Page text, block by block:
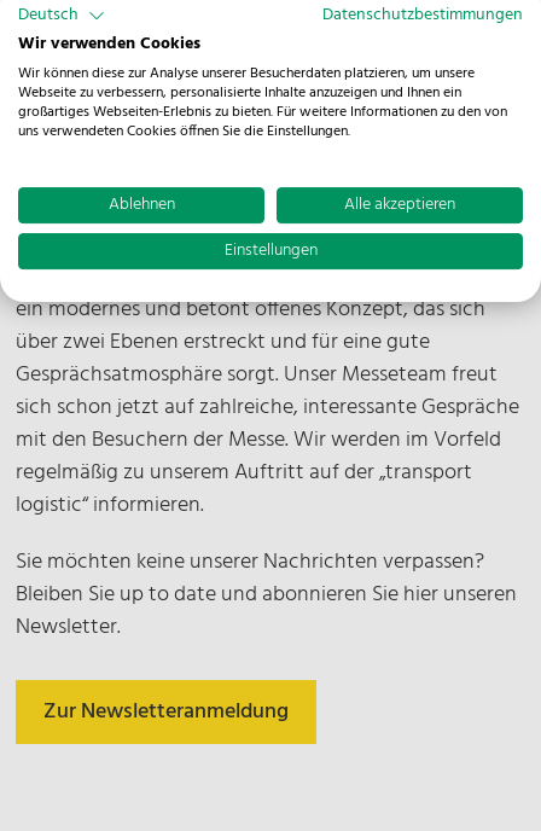
der internationalen Logistik-Leitmesse können sich die
Besucher vom 9. bis zum 12. Mai 2023 zu aktuellen
Trends und Themen aus der Logistikwelt informieren
und wertvolle Kontakte knüpfen. In Halle 5 unter der
Produktgesellschaften sowie deren Leistungsportfolio
im Mittelpunkt stehen.
Bei der Gestaltung des NOSTA-Standes setzen wir auf
ein modernes und betont offenes Konzept, das sich
über zwei Ebenen erstreckt und für eine gute
Gesprächsatmosphäre sorgt. Unser Messeteam freut
sich schon jetzt auf zahlreiche, interessante Gespräche
mit den Besuchern der Messe. Wir werden im Vorfeld
regelmäßig zu unserem Auftritt auf der „transport
logistic“ informieren.
Sie möchten keine unserer Nachrichten verpassen?
Bleiben Sie up to date und abonnieren Sie hier unseren
Newsletter.
Zur Newsletteranmeldung
Deutsch
Datenschutzbestimmungen
Wir verwenden Cookies
Wir können diese zur Analyse unserer Besucherdaten platzieren, um unsere
Webseite zu verbessern, personalisierte Inhalte anzuzeigen und Ihnen ein
großartiges Webseiten-Erlebnis zu bieten. Für weitere Informationen zu den von
uns verwendeten Cookies öffnen Sie die Einstellungen.
Ablehnen
Alle akzeptieren
Einstellungen